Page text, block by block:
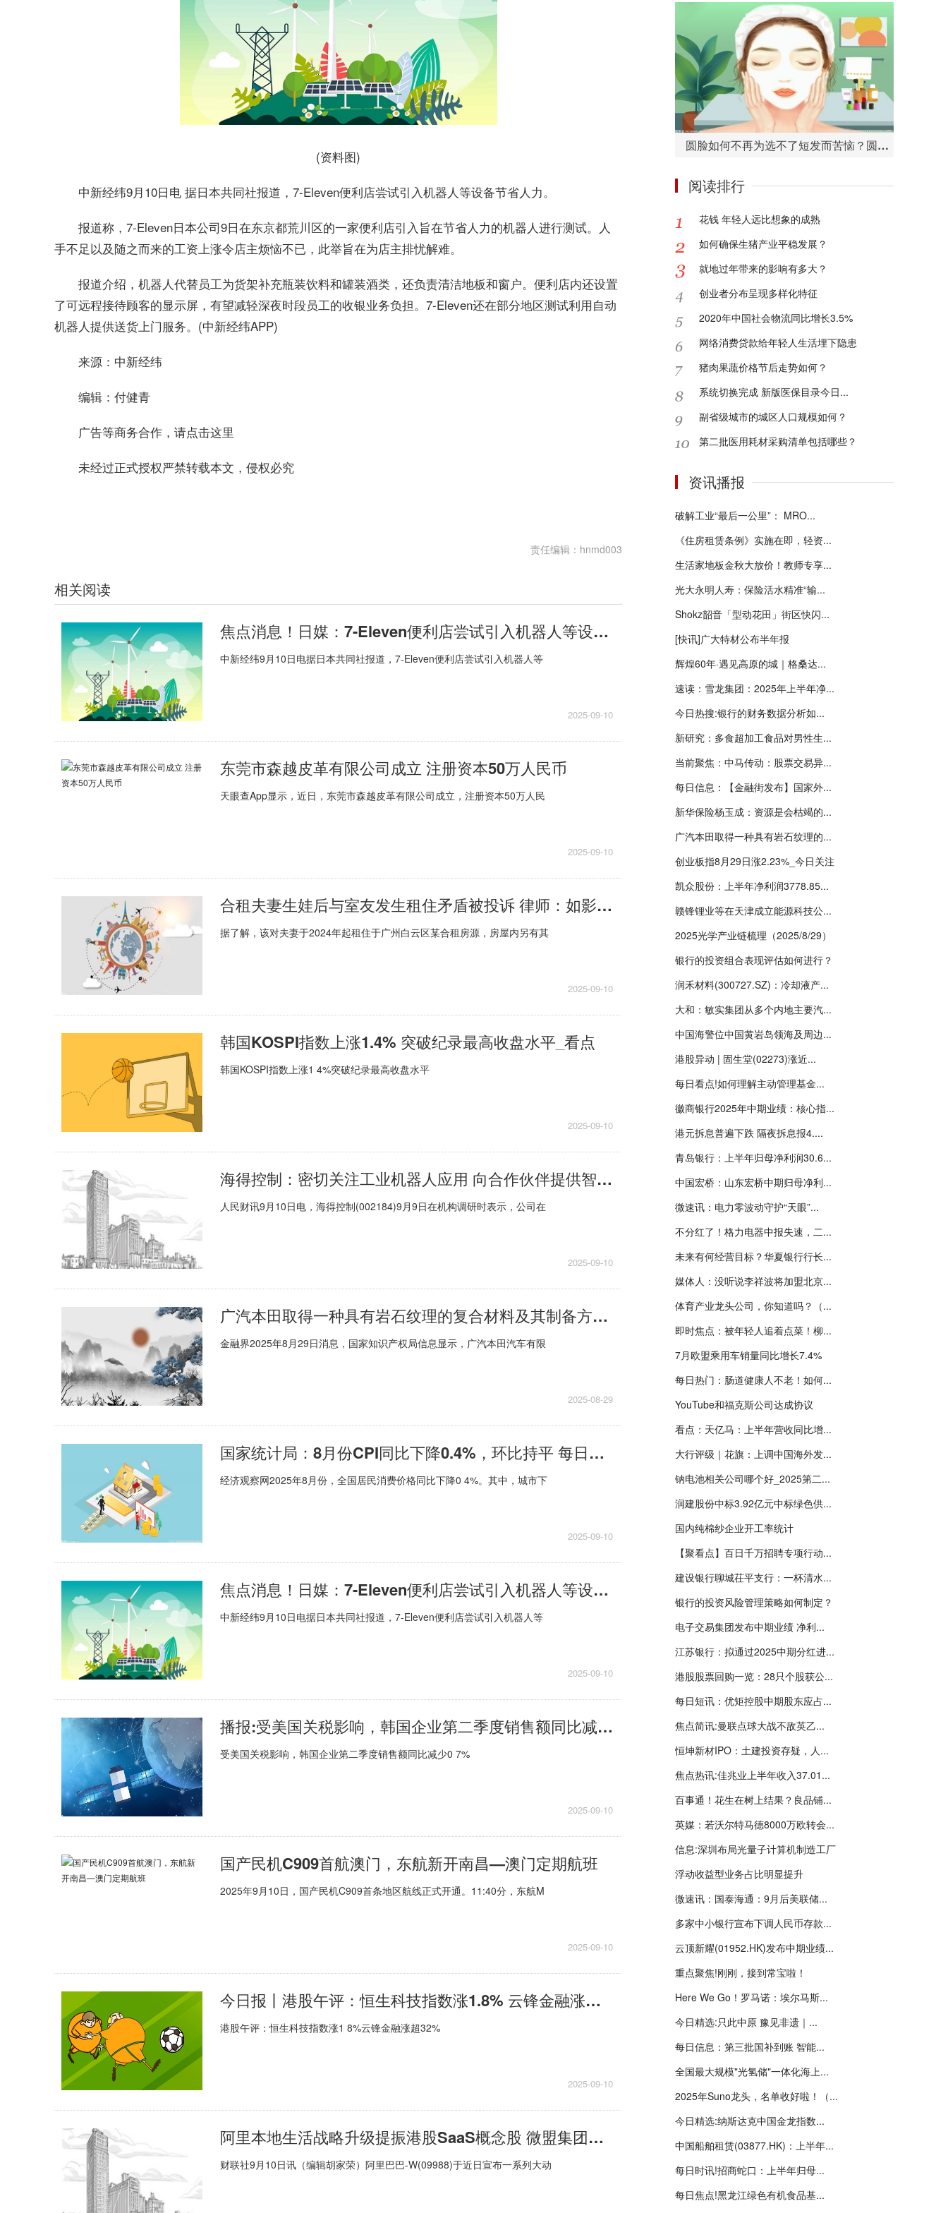
(资料图)
中新经纬9月10日电 据日本共同社报道，7-Eleven便利店尝试引入机器人等设备节省人力。
报道称，7-Eleven日本公司9日在东京都荒川区的一家便利店引入旨在节省人力的机器人进行测试。人
手不足以及随之而来的工资上涨令店主烦恼不已，此举旨在为店主排忧解难。
报道介绍，机器人代替员工为货架补充瓶装饮料和罐装酒类，还负责清洁地板和窗户。便利店内还设置
了可远程接待顾客的显示屏，有望减轻深夜时段员工的收银业务负担。7-Eleven还在部分地区测试利用自动
机器人提供送货上门服务。(中新经纬APP)
来源：中新经纬
编辑：付健青
广告等商务合作，请点击这里
未经过正式授权严禁转载本文，侵权必究
责任编辑：hnmd003
相关阅读
焦点消息！日媒：7-Eleven便利店尝试引入机器人等设备节省人力
中新经纬9月10日电据日本共同社报道，7-Eleven便利店尝试引入机器人等
2025-09-10
东莞市森越皮革有限公司成立 注册资本50万人民币
天眼查App显示，近日，东莞市森越皮革有限公司成立，注册资本50万人民
2025-09-10
合租夫妻生娃后与室友发生租住矛盾被投诉 律师：如影响其他合租用户，可以依约劝退
据了解，该对夫妻于2024年起租住于广州白云区某合租房源，房屋内另有其
2025-09-10
韩国KOSPI指数上涨1.4% 突破纪录最高收盘水平_看点
韩国KOSPI指数上涨1 4%突破纪录最高收盘水平
2025-09-10
海得控制：密切关注工业机器人应用 向合作伙伴提供智能控制产品|当前聚焦
人民财讯9月10日电，海得控制(002184)9月9日在机构调研时表示，公司在
2025-09-10
广汽本田取得一种具有岩石纹理的复合材料及其制备方法和应用专利
金融界2025年8月29日消息，国家知识产权局信息显示，广汽本田汽车有限
2025-08-29
国家统计局：8月份CPI同比下降0.4%，环比持平 每日视点
经济观察网2025年8月份，全国居民消费价格同比下降0 4%。其中，城市下
2025-09-10
焦点消息！日媒：7-Eleven便利店尝试引入机器人等设备节省人力
中新经纬9月10日电据日本共同社报道，7-Eleven便利店尝试引入机器人等
2025-09-10
播报:受美国关税影响，韩国企业第二季度销售额同比减少0.7%
受美国关税影响，韩国企业第二季度销售额同比减少0 7%
2025-09-10
国产民机C909首航澳门，东航新开南昌—澳门定期航班
2025年9月10日，国产民机C909首条地区航线正式开通。11:40分，东航M
2025-09-10
今日报丨港股午评：恒生科技指数涨1.8% 云锋金融涨超32%
港股午评：恒生科技指数涨1 8%云锋金融涨超32%
2025-09-10
阿里本地生活战略升级提振港股SaaS概念股 微盟集团和汇量科技均涨超4%|聚看点
财联社9月10日讯（编辑胡家荣）阿里巴巴-W(09988)于近日宣布一系列大动
圆脸如何不再为选不了短发而苦恼？圆脸适合的短发造型有哪些？
阅读排行
花钱 年轻人远比想象的成熟
如何确保生猪产业平稳发展？
就地过年带来的影响有多大？
创业者分布呈现多样化特征
2020年中国社会物流同比增长3.5%
网络消费贷款给年轻人生活埋下隐患
猪肉果蔬价格节后走势如何？
系统切换完成 新版医保目录今日...
副省级城市的城区人口规模如何？
第二批医用耗材采购清单包括哪些？
资讯播报
破解工业“最后一公里”： MRO...
《住房租赁条例》实施在即，轻资...
生活家地板金秋大放价！教师专享...
光大永明人寿：保险活水精准“输...
Shokz韶音「型动花田」街区快闪...
[快讯]广大特材公布半年报
辉煌60年·遇见高原的城｜格桑达...
速读：雪龙集团：2025年上半年净...
今日热搜:银行的财务数据分析如...
新研究：多食超加工食品对男性生...
当前聚焦：中马传动：股票交易异...
每日信息：【金融街发布】国家外...
新华保险杨玉成：资源是会枯竭的...
广汽本田取得一种具有岩石纹理的...
创业板指8月29日涨2.23%_今日关注
凯众股份：上半年净利润3778.85...
赣锋锂业等在天津成立能源科技公...
2025光学产业链梳理（2025/8/29）
银行的投资组合表现评估如何进行？
润禾材料(300727.SZ)：冷却液产...
大和：敏实集团从多个内地主要汽...
中国海警位中国黄岩岛领海及周边...
港股异动 | 固生堂(02273)涨近...
每日看点!如何理解主动管理基金...
徽商银行2025年中期业绩：核心指...
港元拆息普遍下跌 隔夜拆息报4....
青岛银行：上半年归母净利润30.6...
中国宏桥：山东宏桥中期归母净利...
微速讯：电力零波动守护“天眼”...
不分红了！格力电器中报失速，二...
未来有何经营目标？华夏银行行长...
媒体人：没听说李祥波将加盟北京...
体育产业龙头公司，你知道吗？（...
即时焦点：被年轻人追着点菜！柳...
7月欧盟乘用车销量同比增长7.4%
每日热门：肠道健康人不老！如何...
YouTube和福克斯公司达成协议
看点：天亿马：上半年营收同比增...
大行评级｜花旗：上调中国海外发...
钠电池相关公司哪个好_2025第二...
润建股份中标3.92亿元中标绿色供...
国内纯棉纱企业开工率统计
【聚看点】百日千万招聘专项行动...
建设银行聊城茌平支行：一杯清水...
银行的投资风险管理策略如何制定？
电子交易集团发布中期业绩 净利...
江苏银行：拟通过2025中期分红进...
港股股票回购一览：28只个股获公...
每日短讯：优矩控股中期股东应占...
焦点简讯:曼联点球大战不敌英乙...
恒坤新材IPO：土建投资存疑，人...
焦点热讯:佳兆业上半年收入37.01...
百事通！花生在树上结果？良品铺...
英媒：若沃尔特马德8000万欧转会...
信息:深圳布局光量子计算机制造工厂
浮动收益型业务占比明显提升
微速讯：国泰海通：9月后美联储...
多家中小银行宣布下调人民币存款...
云顶新耀(01952.HK)发布中期业绩...
重点聚焦!刚刚，接到常宝啦！
Here We Go！罗马诺：埃尔马斯...
今日精选:只此中原 豫见非遗｜...
每日信息：第三批国补到账 智能...
全国最大规模"光氢储"一体化海上...
2025年Suno龙头，名单收好啦！（...
今日精选:纳斯达克中国金龙指数...
中国船舶租赁(03877.HK)：上半年...
每日时讯!招商蛇口：上半年归母...
每日焦点!黑龙江绿色有机食品基...